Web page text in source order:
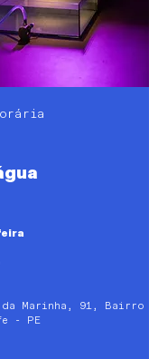
da Marinha, 91, Bairro
- PE